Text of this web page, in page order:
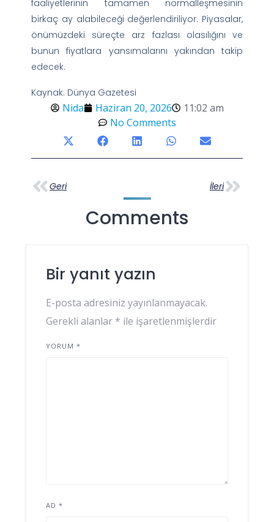
faaliyetlerinin tamamen normalleşmesinin
birkaç ay alabileceği değerlendiriliyor. Piyasalar,
önümüzdeki süreçte arz fazlası olasılığını ve
bunun fiyatlara yansımalarını yakından takip
edecek.
Kaynak: Dünya Gazetesi
Nida Haziran 20, 2026
11:02 am
No Comments
Geri İleri
Comments
Bir yanıt yazın
E-posta adresiniz yayınlanmayacak.
Gerekli alanlar * ile işaretlenmişlerdir
YORUM *
AD *